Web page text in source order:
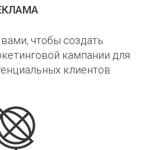
чтобы создать
кампании для
клиентов